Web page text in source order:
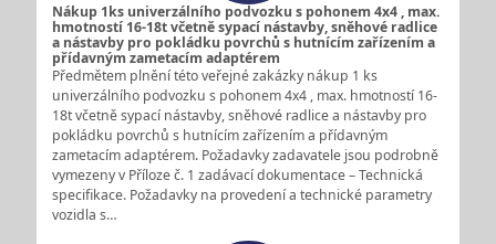
Nákup 1ks univerzálního podvozku s pohonem 4x4 , max.
hmotností 16-18t včetně sypací nástavby, sněhové radlice
a nástavby pro pokládku povrchů s hutnícím zařízením a
přídavným zametacím adaptérem
Předmětem plnění této veřejné zakázky nákup 1 ks
univerzálního podvozku s pohonem 4x4 , max. hmotností 16-
18t včetně sypací nástavby, sněhové radlice a nástavby pro
pokládku povrchů s hutnícím zařízením a přídavným
zametacím adaptérem. Požadavky zadavatele jsou podrobně
vymezeny v Příloze č. 1 zadávací dokumentace – Technická
specifikace. Požadavky na provedení a technické parametry
vozidla s…